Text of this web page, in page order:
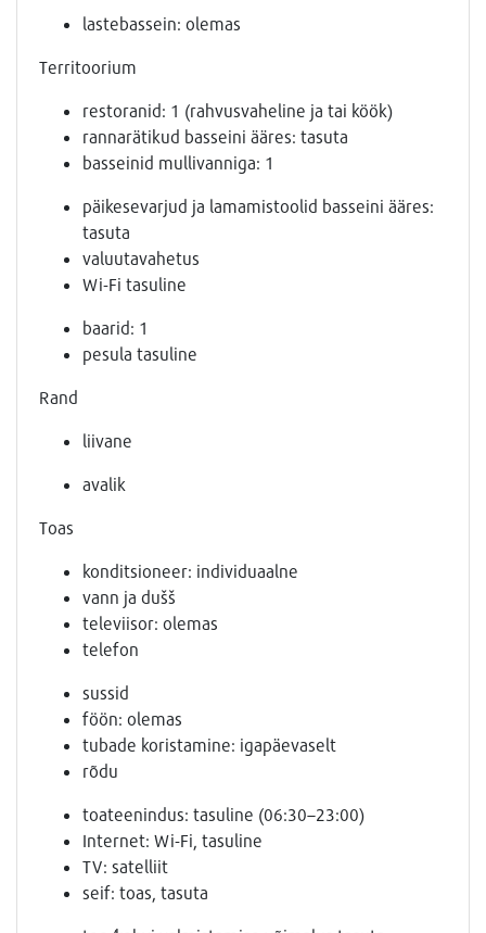
lastebassein: olemas
Territoorium
restoranid: 1 (rahvusvaheline ja tai köök)
rannarätikud basseini ääres: tasuta
basseinid mullivanniga: 1
päikesevarjud ja lamamistoolid basseini ääres:
tasuta
valuutavahetus
Wi-Fi tasuline
baarid: 1
pesula tasuline
Rand
liivane
avalik
Toas
konditsioneer: individuaalne
vann ja dušš
televiisor: olemas
telefon
sussid
föön: olemas
tubade koristamine: igapäevaselt
rõdu
toateenindus: tasuline (06:30–23:00)
Internet: Wi-Fi, tasuline
TV: satelliit
seif: toas, tasuta